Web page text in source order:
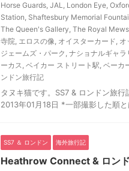
Horse Guards, JAL, London Eye,
Station, Shaftesbury Memorial
The Queen's Gallery, The Royal Mews
寺院, エロスの像, オイスターカード, オ
ジェームズ・パーク , ナショナルギャラ
ーカス, ベイカー ストリート駅, ベーカ
ンドン旅行記
タヌキ猫です。SS7 & ロンドン旅
2013年01月18日 *一部撮影した順
SS7 ＆ ロンドン 海外旅行記
Heathrow Connect & ロン